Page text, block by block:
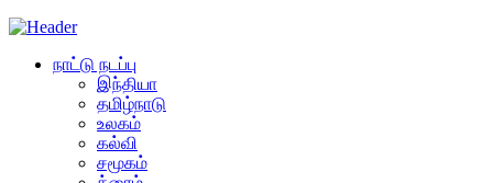
நாட்டு நடப்பு
இந்தியா
தமிழ்நாடு
உலகம்
கல்வி
சமூகம்